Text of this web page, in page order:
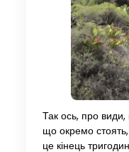
Так ось, про види,
що окремо
це кінець